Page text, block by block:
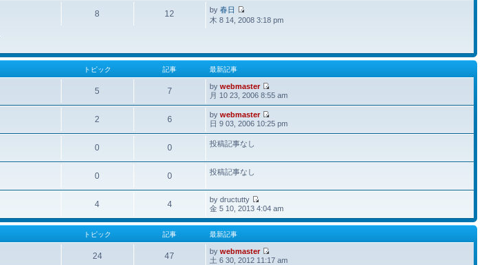
8 12 by春日
木 8 14, 2008 3:18 pm
トピック 記事 最新記事
5 7 bywebmaster
月 10 23, 2006 8:55 am
2 6 bywebmaster
日 9 03, 2006 10:25 pm
0 0 投稿記事なし
0 0 投稿記事なし
4 4
by dructutty
金 5 10, 2013 4:04 am
トピック 記事 最新記事
24 47 bywebmaster
土 6 30, 2012 11:17 am